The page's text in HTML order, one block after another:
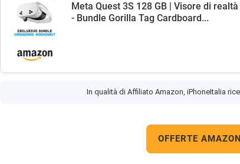
Meta Quest 3S 128 GB | Visore di
- Bundle Gorilla Tag Cardboard...
In qualità di Affiliato Amazon, iPhoneItalia
OFFERTE